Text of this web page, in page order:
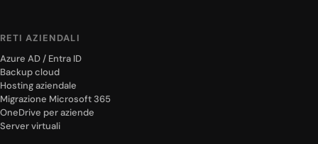
RETI AZIENDALI
Azure AD / Entra ID
Backup cloud
Hosting aziendale
Migrazione Microsoft 365
OneDrive per aziende
Server virtuali